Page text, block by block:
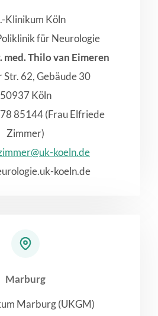
Klinikum Köln
für Neurologie
med. Thilo van Eimeren
Str. 62, Gebäude 30
50937 Köln
85144 (Frau Elfriede
Zimmer)
koeln.de
koeln.de
Marburg
Marburg (UKGM)